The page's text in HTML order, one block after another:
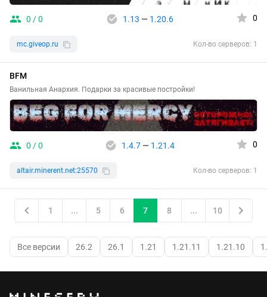
0 / 0 1.13 — 1.20.6 0
mc.giveop.ru Кол-во серверов: 1
BFM
Ванильная Анархия. Подарки за красивые постройки!
0 / 0 1.4.7— 1.21.4 0
altair.minerent.net:25570 Кол-во серверов: 1
1 ... 5 6 7 8 ... 10
Все версии 26.2 26.1 1.21 1.21.11 1.21.10